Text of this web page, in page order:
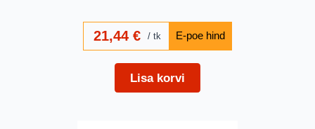
21,44 € tk
Lisa korvi